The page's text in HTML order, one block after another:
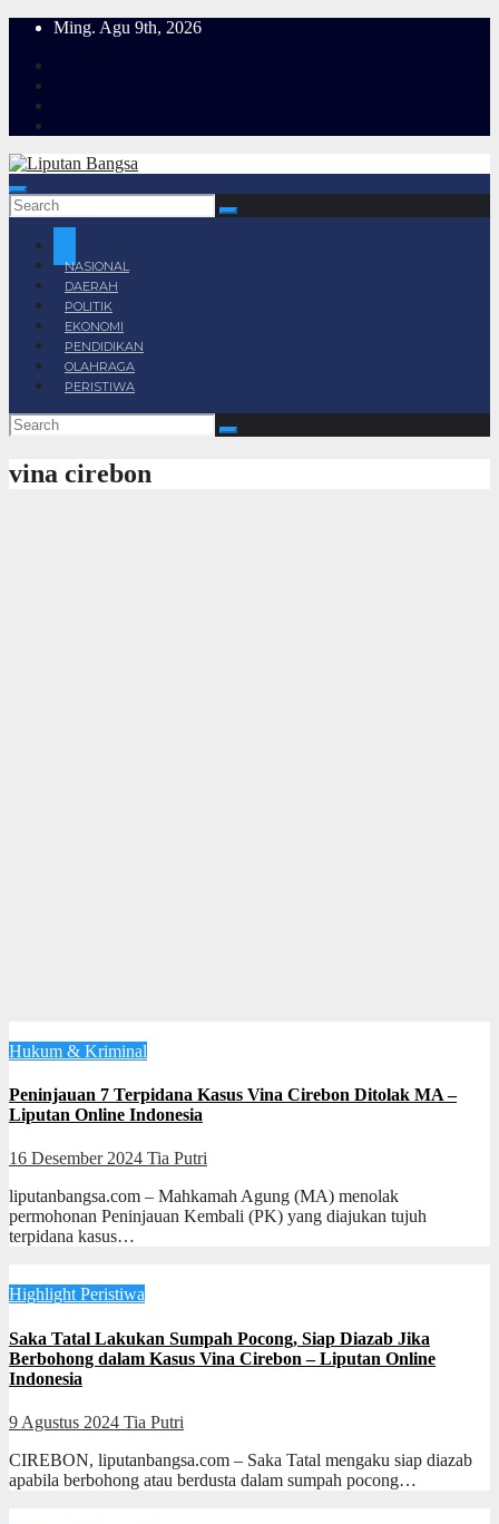
Skip
content
Ming. Agu 9th, 2026
NASIONAL
DAERAH
POLITIK
EKONOMI
PENDIDIKAN
OLAHRAGA
PERISTIWA
vina cirebon
Hukum & Kriminal
Peninjauan 7 Terpidana Kasus Vina Cirebon Ditolak MA –
Liputan Online Indonesia
16 Desember 2024 Tia Putri
liputanbangsa.com – Mahkamah Agung (MA) menolak
permohonan Peninjauan Kembali (PK) yang diajukan tujuh
terpidana kasus…
Highlight Peristiwa
Saka Tatal Lakukan Sumpah Pocong, Siap Diazab Jika
Berbohong dalam Kasus Vina Cirebon – Liputan Online
Indonesia
9 Agustus 2024 Tia Putri
CIREBON, liputanbangsa.com – Saka Tatal mengaku siap diazab
apabila berbohong atau berdusta dalam sumpah pocong…